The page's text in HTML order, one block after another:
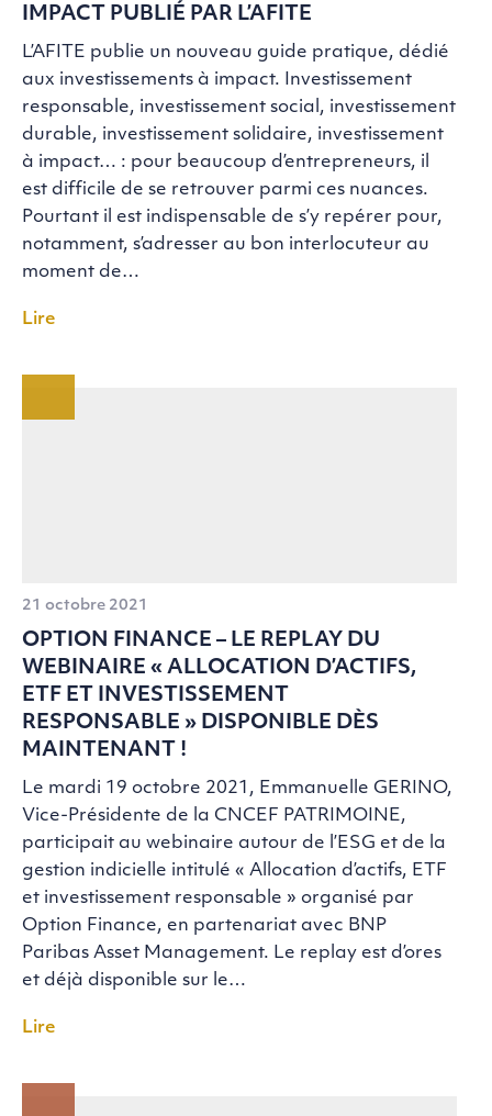
IMPACT PUBLIÉ PAR L’AFITE
L’AFITE publie un nouveau guide pratique, dédié
aux investissements à impact. Investissement
responsable, investissement social, investissement
durable, investissement solidaire, investissement
à impact… : pour beaucoup d’entrepreneurs, il
est difficile de se retrouver parmi ces nuances.
Pourtant il est indispensable de s’y repérer pour,
notamment, s’adresser au bon interlocuteur au
moment de…
Lire
21 octobre 2021
OPTION FINANCE – LE REPLAY DU
WEBINAIRE « ALLOCATION D’ACTIFS,
ETF ET INVESTISSEMENT
RESPONSABLE » DISPONIBLE DÈS
MAINTENANT !
Le mardi 19 octobre 2021, Emmanuelle GERINO,
Vice-Présidente de la CNCEF PATRIMOINE,
participait au webinaire autour de l’ESG et de la
gestion indicielle intitulé « Allocation d’actifs, ETF
et investissement responsable » organisé par
Option Finance, en partenariat avec BNP
Paribas Asset Management. Le replay est d’ores
et déjà disponible sur le…
Lire